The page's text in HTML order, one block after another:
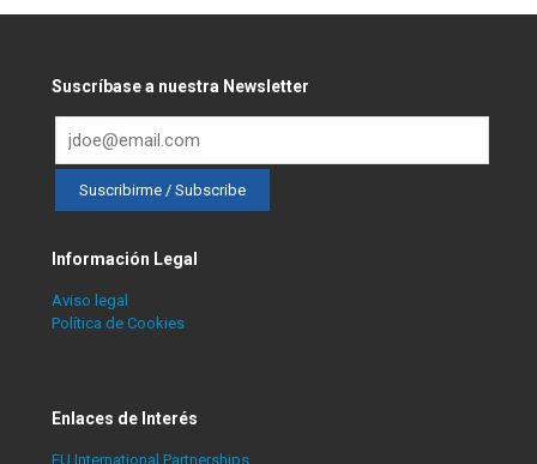
Suscríbase a nuestra Newsletter
Información Legal
Aviso legal
Política de Cookies
Enlaces de Interés
EU International Partnerships